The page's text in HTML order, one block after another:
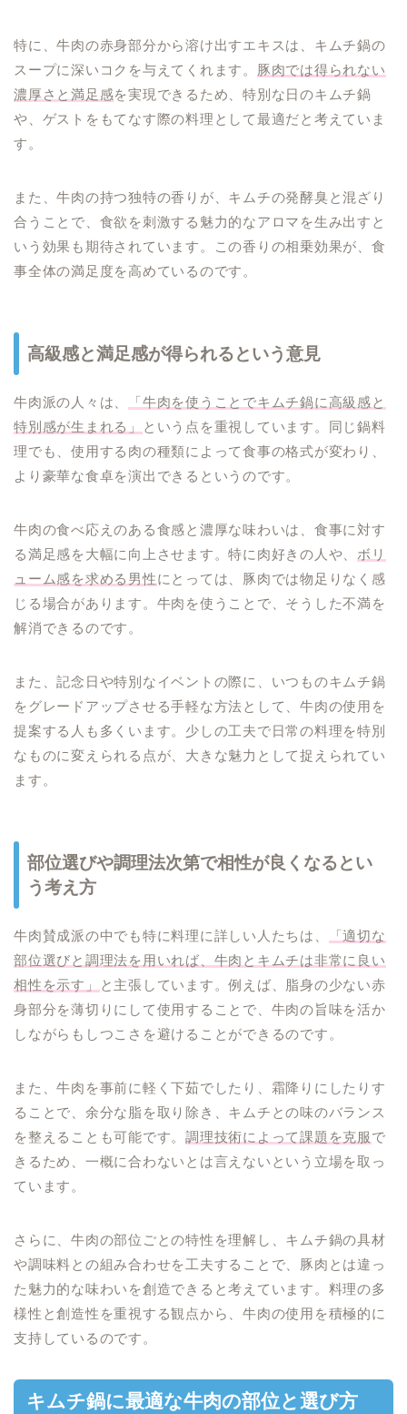
特に、牛肉の赤身部分から溶け出すエキスは、キムチ鍋の
スープに深いコクを与えてくれます。
豚肉では得られない
濃厚さと満足感を実現できるため、特別な日のキムチ鍋
や、ゲストをもてなす際の料理として最適だと考えていま
す。
また、牛肉の持つ独特の香りが、キムチの発酵臭と混ざり
合うことで、食欲を刺激する魅力的なアロマを生み出すと
いう効果も期待されています。この香りの相乗効果が、食
事全体の満足度を高めているのです。
高級感と満足感が得られるという意見
牛肉派の人々は、
「牛肉を使うことでキムチ鍋に高級感と
特別感が生まれる」
という点を重視しています。同じ鍋料
理でも、使用する肉の種類によって食事の格式が変わり、
より豪華な食卓を演出できるというのです。
牛肉の食べ応えのある食感と濃厚な味わいは、食事に対す
る満足感を大幅に向上させます。特に肉好きの人や、 ボリ
ューム感を求める男性にとっては、豚肉では物足りなく感
じる場合があります。牛肉を使うことで、そうした不満を
解消できるのです。
また、記念日や特別なイベントの際に、いつものキムチ鍋
をグレードアップさせる手軽な方法として、牛肉の使用を
提案する人も多くいます。少しの工夫で日常の料理を特別
なものに変えられる点が、大きな魅力として捉えられてい
ます。
部位選びや調理法次第で相性が良くなるとい
う考え方
牛肉賛成派の中でも特に料理に詳しい人たちは、
「適切な
部位選びと調理法を用いれば、牛肉とキムチは非常に良い
相性を示す」
と主張しています。例えば、脂身の少ない赤
身部分を薄切りにして使用することで、牛肉の旨味を活か
しながらもしつこさを避けることができるのです。
また、牛肉を事前に軽く下茹でしたり、霜降りにしたりす
ることで、余分な脂を取り除き、キムチとの味のバランス
を整えることも可能です。調理技術によって課題を克服で
きるため、一概に合わないとは言えないという立場を取っ
ています。
さらに、牛肉の部位ごとの特性を理解し、キムチ鍋の具材
や調味料との組み合わせを工夫することで、豚肉とは違っ
た魅力的な味わいを創造できると考えています。料理の多
様性と創造性を重視する観点から、牛肉の使用を積極的に
支持しているのです。
キムチ鍋に最適な牛肉の部位と選び方